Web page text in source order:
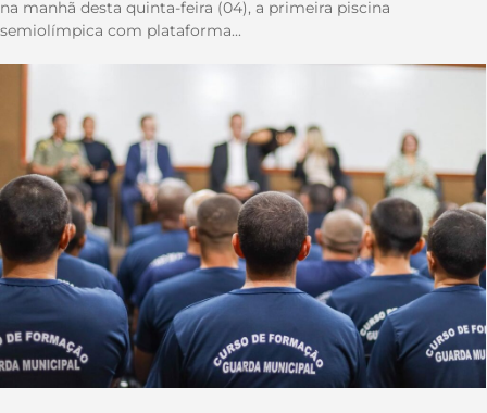
na manhã desta quinta-feira (04), a primeira piscina
semiolímpica com plataforma...